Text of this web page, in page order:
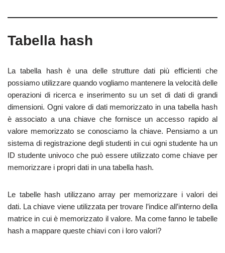
Tabella hash
La tabella hash è una delle strutture dati più efficienti che
possiamo utilizzare quando vogliamo mantenere la velocità delle
operazioni di ricerca e inserimento su un set di dati di grandi
dimensioni. Ogni valore di dati memorizzato in una tabella hash
è associato a una chiave che fornisce un accesso rapido al
valore memorizzato se conosciamo la chiave. Pensiamo a un
sistema di registrazione degli studenti in cui ogni studente ha un
ID studente univoco che può essere utilizzato come chiave per
memorizzare i propri dati in una tabella hash.
Le tabelle hash utilizzano array per memorizzare i valori dei
dati. La chiave viene utilizzata per trovare l’indice all’interno della
matrice in cui è memorizzato il valore. Ma come fanno le tabelle
hash a mappare queste chiavi con i loro valori?